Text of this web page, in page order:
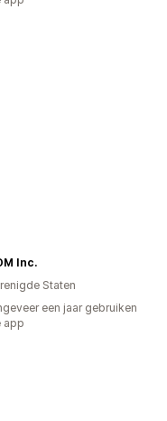
Inc.
Staten
een jaar gebruiken
app